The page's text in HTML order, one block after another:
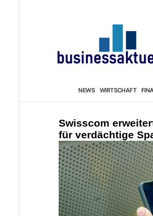
NEWS WIRTSCHAFT
Swisscom
für verdächtige